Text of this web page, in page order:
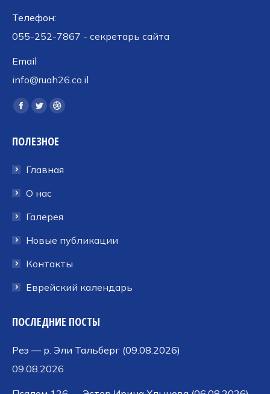
Телефон:
055-252-7867 - секретарь сайта
Email
info@ruah26.co.il
Ищите нас:
Страница
открывается
новом
окне
Страница
открывается
новом
окне
Страница
открывается
новом
ПОЛЕЗНОЕ
Главная
О нас
Галерея
Новые публикации
Контакты
Еврейский календарь
ПОСЛЕДНИЕ ПОСТЫ
Реэ — р. Эли Тальберг (09.08.2026)
09.08.2026